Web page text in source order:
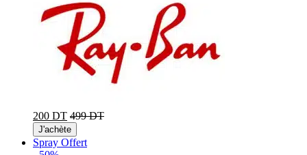
200 DT 499 DT
J'achète
Spray Offert